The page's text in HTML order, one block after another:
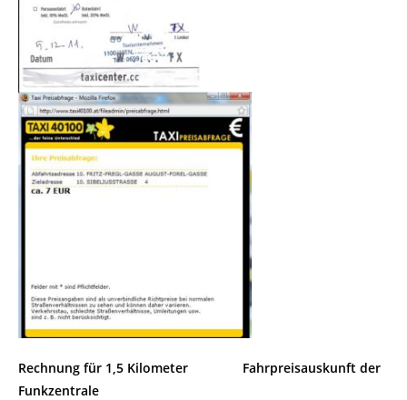
Rechnung für 1,5 Kilometer
Fahrpreisauskunft der
Funkzentrale